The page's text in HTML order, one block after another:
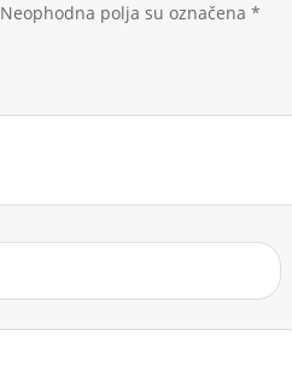
Neophodna polja su označena *